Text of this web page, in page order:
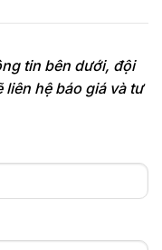
tin bên dưới, đội
hệ báo giá và tư